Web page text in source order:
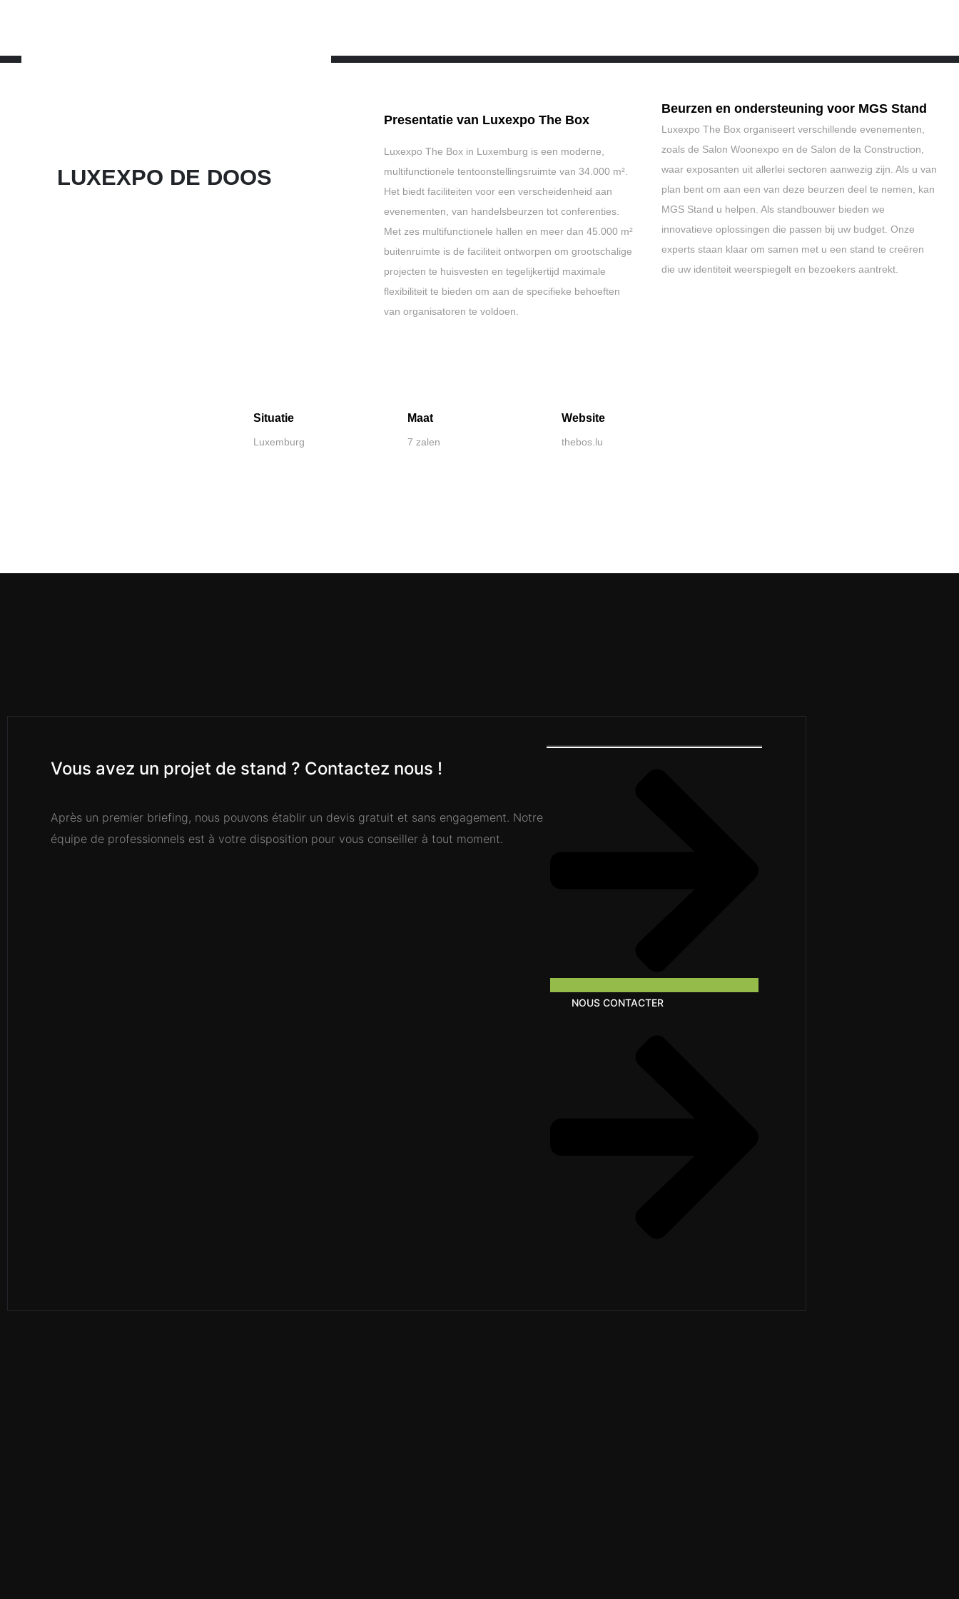
LUXEXPO DE DOOS
Presentatie van Luxexpo The Box
Luxexpo The Box in Luxemburg is een moderne,
multifunctionele tentoonstellingsruimte van 34.000 m².
Het biedt faciliteiten voor een verscheidenheid aan
evenementen, van handelsbeurzen tot conferenties.
Met zes multifunctionele hallen en meer dan 45.000 m²
buitenruimte is de faciliteit ontworpen om grootschalige
projecten te huisvesten en tegelijkertijd maximale
flexibiliteit te bieden om aan de specifieke behoeften
van organisatoren te voldoen.
Beurzen en ondersteuning voor MGS Stand
Luxexpo The Box organiseert verschillende evenementen,
zoals de Salon Woonexpo en de Salon de la Construction,
waar exposanten uit allerlei sectoren aanwezig zijn. Als u van
plan bent om aan een van deze beurzen deel te nemen, kan
MGS Stand u helpen. Als standbouwer bieden we
innovatieve oplossingen die passen bij uw budget. Onze
experts staan klaar om samen met u een stand te creëren
die uw identiteit weerspiegelt en bezoekers aantrekt.
Situatie
Luxemburg
Maat
7 zalen
Website
thebos.lu
Vous avez un projet de stand ? Contactez nous !
Après un premier briefing, nous pouvons établir un devis gratuit et sans engagement. Notre
équipe de professionnels est à votre disposition pour vous conseiller à tout moment.
NOUS CONTACTER